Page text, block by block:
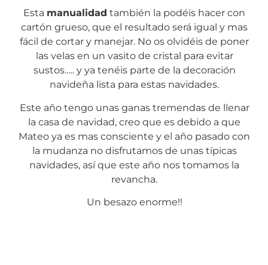
Esta manualidad también la podéis hacer con
cartón grueso, que el resultado será igual y mas
fácil de cortar y manejar. No os olvidéis de poner
las velas en un vasito de cristal para evitar
sustos….. y ya tenéis parte de la decoración
navideña lista para estas navidades.
Este año tengo unas ganas tremendas de llenar
la casa de navidad, creo que es debido a que
Mateo ya es mas consciente y el año pasado con
la mudanza no disfrutamos de unas típicas
navidades, así que este año nos tomamos la
revancha.
Un besazo enorme!!